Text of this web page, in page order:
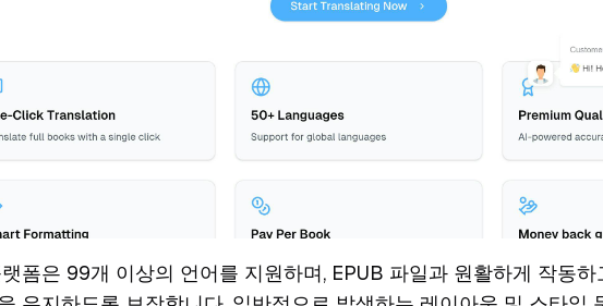
폼은 99개 이상의 언어를 지원하며, EPUB 파일과 원활하게 작동하